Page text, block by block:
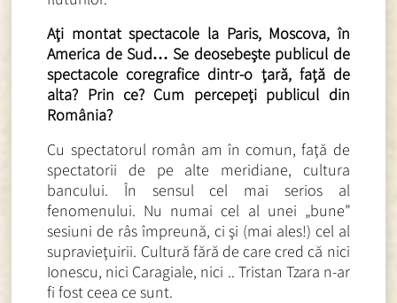
Aţi montat spectacole la Paris, Moscova, în
America de Sud… Se deosebeşte publicul de
spectacole coregrafice dintr-o ţară, faţă de
alta? Prin ce? Cum percepeţi publicul din
România?
Cu spectatorul român am în comun, faţă de
spectatorii de pe alte meridiane, cultura
bancului. În sensul cel mai serios al
fenomenului. Nu numai cel al unei „bune”
sesiuni de râs împreună, ci şi (mai ales!) cel al
supravieţuirii. Cultură fără de care cred că nici
Ionescu, nici Caragiale, nici .. Tristan Tzara n-ar
fi fost ceea ce sunt.